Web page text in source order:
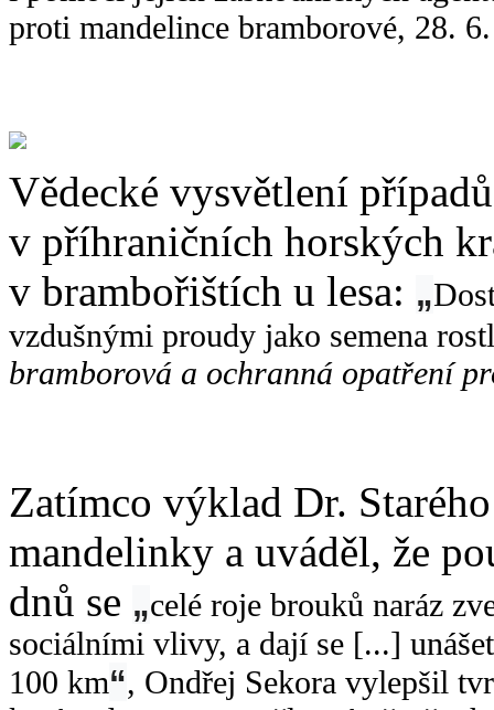
proti mandelince bramborové, 28.
Vědecké vysvětlení
v příhraničních horských
v brambořištích u lesa: „
vzdušnými proudy jako semena
bramborová a ochranná opatření
Zatímco výklad Dr.
mandelinky a uváděl, že
dnů se „celé roje brouků naráz
sociálními vlivy, a dají se [...]
100 km“, Ondřej Sekora vylepšil